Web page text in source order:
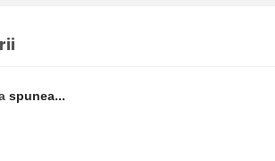
spunea...